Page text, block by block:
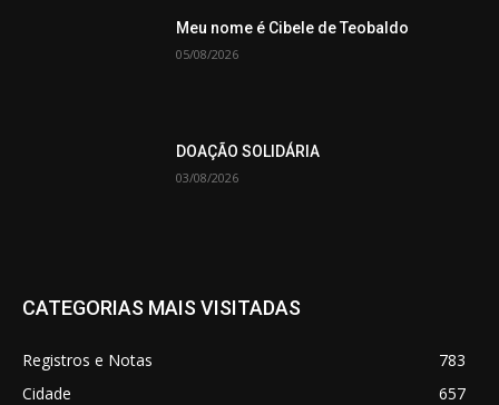
Meu nome é Cibele de Teobaldo
05/08/2026
DOAÇÃO SOLIDÁRIA
03/08/2026
CATEGORIAS MAIS VISITADAS
Registros e Notas
783
Cidade
657